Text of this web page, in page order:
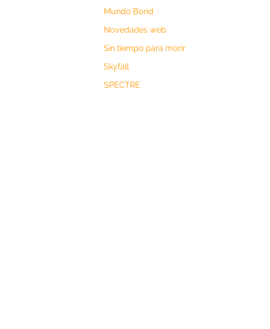
Mundo Bond
Novedades web
Sin tiempo para morir
Skyfall
SPECTRE